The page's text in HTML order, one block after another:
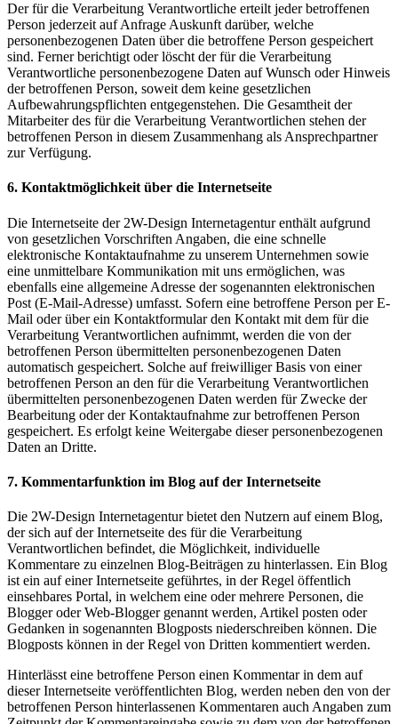
Der für die Verarbeitung Verantwortliche erteilt jeder betroffenen
Person jederzeit auf Anfrage Auskunft darüber, welche
personenbezogenen Daten über die betroffene Person gespeichert
sind. Ferner berichtigt oder löscht der für die Verarbeitung
Verantwortliche personenbezogene Daten auf Wunsch oder Hinweis
der betroffenen Person, soweit dem keine gesetzlichen
Aufbewahrungspflichten entgegenstehen. Die Gesamtheit der
Mitarbeiter des für die Verarbeitung Verantwortlichen stehen der
betroffenen Person in diesem Zusammenhang als Ansprechpartner
zur Verfügung.
6. Kontaktmöglichkeit über die Internetseite
Die Internetseite der 2W-Design Internetagentur enthält aufgrund
von gesetzlichen Vorschriften Angaben, die eine schnelle
elektronische Kontaktaufnahme zu unserem Unternehmen sowie
eine unmittelbare Kommunikation mit uns ermöglichen, was
ebenfalls eine allgemeine Adresse der sogenannten elektronischen
Post (E-Mail-Adresse) umfasst. Sofern eine betroffene Person per E-
Mail oder über ein Kontaktformular den Kontakt mit dem für die
Verarbeitung Verantwortlichen aufnimmt, werden die von der
betroffenen Person übermittelten personenbezogenen Daten
automatisch gespeichert. Solche auf freiwilliger Basis von einer
betroffenen Person an den für die Verarbeitung Verantwortlichen
übermittelten personenbezogenen Daten werden für Zwecke der
Bearbeitung oder der Kontaktaufnahme zur betroffenen Person
gespeichert. Es erfolgt keine Weitergabe dieser personenbezogenen
Daten an Dritte.
7. Kommentarfunktion im Blog auf der Internetseite
Die 2W-Design Internetagentur bietet den Nutzern auf einem Blog,
der sich auf der Internetseite des für die Verarbeitung
Verantwortlichen befindet, die Möglichkeit, individuelle
Kommentare zu einzelnen Blog-Beiträgen zu hinterlassen. Ein Blog
ist ein auf einer Internetseite geführtes, in der Regel öffentlich
einsehbares Portal, in welchem eine oder mehrere Personen, die
Blogger oder Web-Blogger genannt werden, Artikel posten oder
Gedanken in sogenannten Blogposts niederschreiben können. Die
Blogposts können in der Regel von Dritten kommentiert werden.
Hinterlässt eine betroffene Person einen Kommentar in dem auf
dieser Internetseite veröffentlichten Blog, werden neben den von der
betroffenen Person hinterlassenen Kommentaren auch Angaben zum